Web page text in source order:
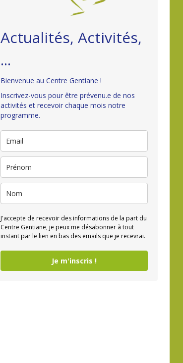
Actualités, Activités,
...
Bienvenue au Centre Gentiane !
Inscrivez-vous pour être prévenu.e de nos
activités et recevoir chaque mois notre
programme.
J'accepte de recevoir des informations de la part du
Centre Gentiane, je peux me désabonner à tout
instant par le lien en bas des emails que je recevrai.
Je m'inscris !